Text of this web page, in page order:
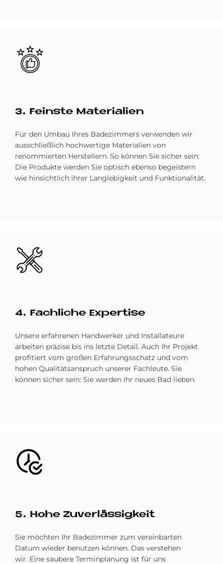
Bild
3. Fein­ste Ma­te­ria­li­en
Für den Umbau Ihres Badezimmers verwenden wir
ausschließlich hochwertige Materialien von
renommierten Herstellern. So können Sie sicher sein:
Die Produkte werden Sie optisch ebenso begeistern
wie hinsichtlich ihrer Langlebigkeit und Funktionalität.
Bild
4. Fach­li­che Ex­per­ti­se
Unsere erfahrenen Handwerker und Installateure
arbeiten präzise bis ins letzte Detail. Auch Ihr Projekt
profitiert vom großen Erfahrungsschatz und vom
hohen Qualitätsanspruch unserer Fachleute. Sie
können sicher sein: Sie werden Ihr neues Bad lieben. ­
Bild
5. Hohe Zu­ver­läs­sig­keit
Sie möchten Ihr Badezimmer zum vereinbarten
Datum wieder benutzen können. Das verstehen
wir. Eine saubere Terminplanung ist für uns